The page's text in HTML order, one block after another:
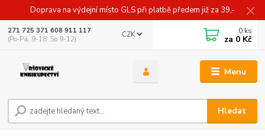
Doprava na výdejní místo GLS při platbě předem již za 39,-
Menu
CZK
Hledat
271 725 371 608 911 117
(Po-Pá, 9-18 ,So 9-12)
0 ks
za 0 Kč